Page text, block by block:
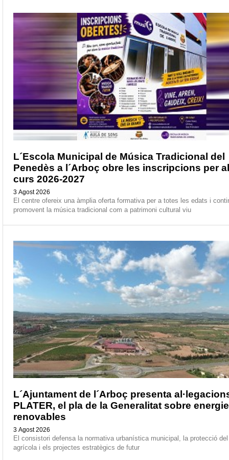
L´Escola Municipal de Música Tradicional del
Penedès a l´Arboç obre les inscripcions per
curs 2026-2027
3 Agost 2026
El centre ofereix una àmplia oferta formativa per a totes les edats i
promovent la música tradicional com a patrimoni cultural viu
L´Ajuntament de l´Arboç presenta
PLATER, el pla de la Generalitat sobre
renovables
3 Agost 2026
El consistori defensa la normativa urbanística municipal, la protecció
agrícola i els projectes estratègics de futur